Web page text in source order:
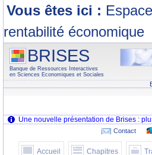
Vous êtes ici :
rentabilité économique
BRISES
Banque de Ressources Interactives
en Sciences Economiques et Sociales
Contact
Accueil Chapitres